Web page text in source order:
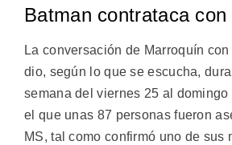
Batman contrataca con
La conversación de Marroquín
dio, según lo que se escucha,
semana del viernes 25 al domingo
el que unas 87 personas fueron
MS, tal como confirmó uno de sus